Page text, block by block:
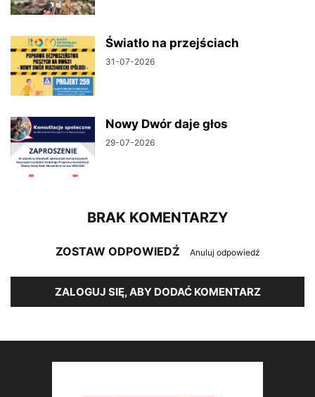
Światło na przejściach
31-07-2026
Nowy Dwór daje głos
29-07-2026
BRAK KOMENTARZY
ZOSTAW ODPOWIEDŹ Anuluj odpowiedź
ZALOGUJ SIĘ, ABY DODAĆ KOMENTARZ